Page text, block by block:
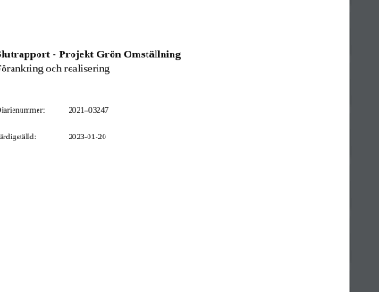
- Projekt Grön Omställning
och realisering
2021–03247
: 2023-01-20